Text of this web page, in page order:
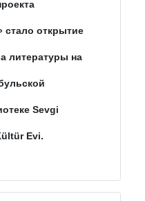
стало открытие
литературы на
Sevgi
Evi.